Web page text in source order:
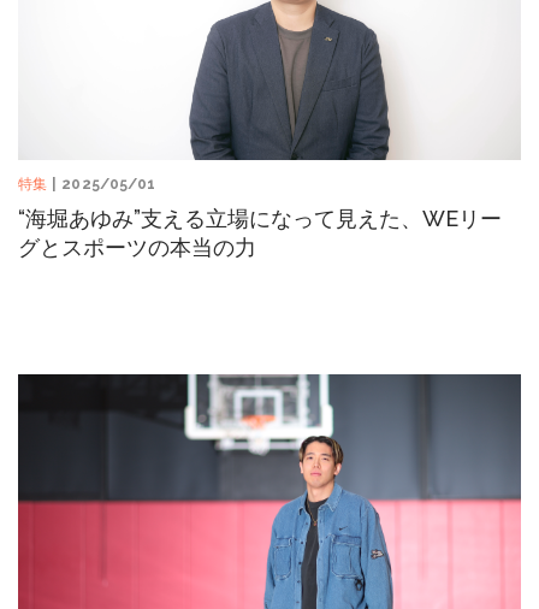
特集 | 2025/05/01
“海堀あゆみ”支える立場になって見えた、WEリー
グとスポーツの本当の力